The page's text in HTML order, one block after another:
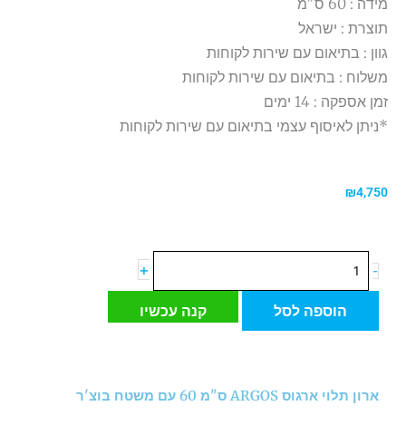
מידה : 60 ס"מ
תוצרת : ישראל
גוון : בתיאום עם שירות לקוחות
משלוח : בתיאום עם שירות לקוחות
זמן אספקה : 14 ימים
*ניתן לאיסוף עצמי בתיאום עם שירות לקוחות
₪4,750
-
של
60
+
הוספה לסל קנה עכשיו
ארון תלוי ארגוס ARGOS ס"מ 60 עם משטח בוצ'ר